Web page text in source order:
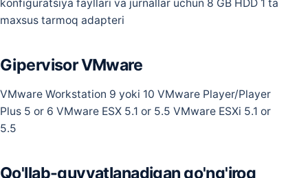
konfiguratsiya fayllari va jurnallar uchun 8 GB HDD 1 ta
maxsus tarmoq adapteri
Gipervisor VMware
VMware Workstation 9 yoki 10 VMware Player/Player
Plus 5 or 6 VMware ESX 5.1 or 5.5 VMware ESXi 5.1 or
5.5
Qo'llab-quvvatlanadigan qo'ng'iroq